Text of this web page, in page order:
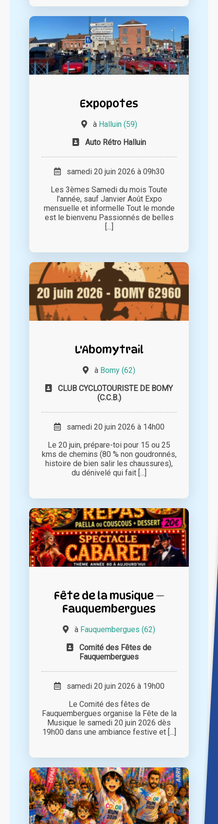
Expopotes
à Halluin (59)
Auto Rétro Halluin
samedi 20 juin 2026 à 09h30
Les 3èmes Samedi du mois Toute
l'année, sauf Janvier Août Expo
mensuelle et informelle Tout le monde
est le bienvenu Passionnés de belles
[...]
L'Abomytrail
à Bomy (62)
CLUB CYCLOTOURISTE DE BOMY
(C.C.B.)
samedi 20 juin 2026 à 14h00
Le 20 juin, prépare-toi pour 15 ou 25
kms de chemins (80 % non goudronnés,
histoire de bien salir les chaussures),
du dénivelé qui fait [...]
Fête de la musique —
Fauquembergues
à Fauquembergues (62)
Comité des Fêtes de
Fauquembergues
samedi 20 juin 2026 à 19h00
Le Comité des fêtes de
Fauquembergues organise la Fête de la
Musique le samedi 20 juin 2026 dès
19h00 dans une ambiance festive et [...]